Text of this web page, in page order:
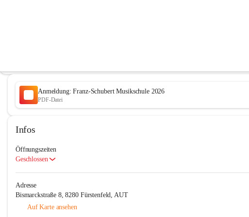
Anmeldung: Franz-Schubert Musikschule 2026
PDF-Datei
Infos
Öffnungszeiten
Geschlossen
Adresse
Bismarckstraße 8, 8280 Fürstenfeld, AUT
Auf Karte ansehen